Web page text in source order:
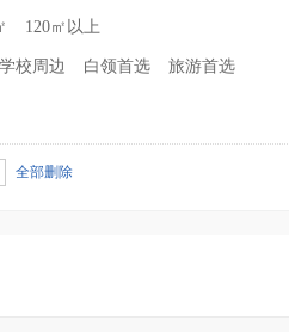
120㎡以上
学校周边 白领首选 旅游首选
全部删除